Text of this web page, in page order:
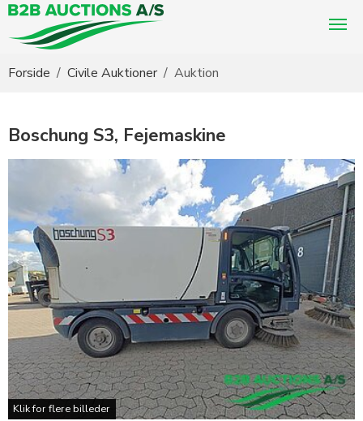
Forside Civile Auktioner Auktion
Boschung S3, Fejemaskine
Klik for flere billeder